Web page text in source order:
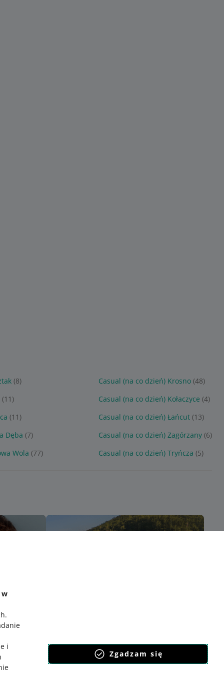
w
.
i
Zgadzam się
(8) Casual (na co dzień) Krosno (48)
(11) Casual (na co dzień) Kołaczyce (4)
(11) Casual (na co dzień) Łańcut (13)
Dęba (7) Casual (na co dzień) Zagórzany (6)
Wola (77) Casual (na co dzień) Tryńcza (5)